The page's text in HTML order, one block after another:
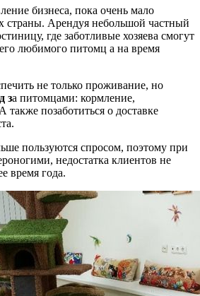
бизнеса, пока очень мало
страны. Арендуя небольшой частный
где заботливые хозяева смогут
любимого питомц а на время
не только проживание, но
за питомцами: кормление,
также позаботиться о доставке
пользуются спросом, поэтому при
недостатка клиентов не
время года.